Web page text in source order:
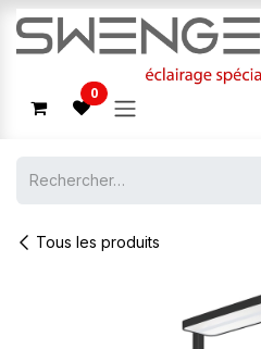
Se rendre au contenu
0
Tous les produits